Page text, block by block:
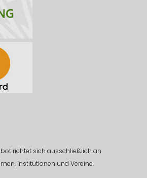
richtet sich ausschließlich an
Institutionen und Vereine.